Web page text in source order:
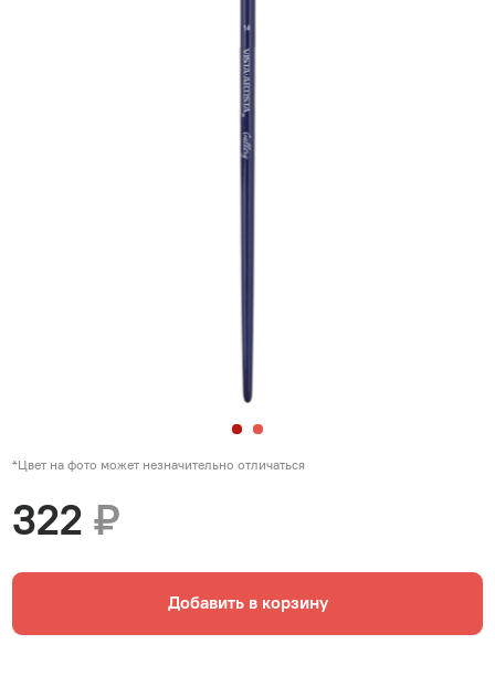
*Цвет на фото может незначительно отличаться
322₽
Добавить в корзину